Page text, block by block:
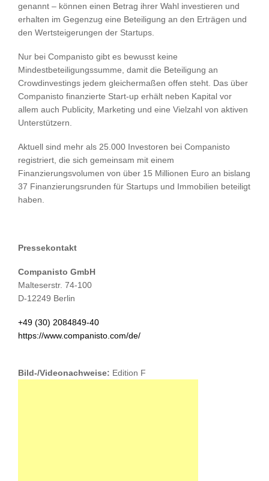
genannt – können einen Betrag ihrer Wahl investieren und
erhalten im Gegenzug eine Beteiligung an den Erträgen und
den Wertsteigerungen der Startups.
Nur bei Companisto gibt es bewusst keine
Mindestbeteiligungssumme, damit die Beteiligung an
Crowdinvestings jedem gleichermaßen offen steht. Das über
Companisto finanzierte Start-up erhält neben Kapital vor
allem auch Publicity, Marketing und eine Vielzahl von aktiven
Unterstützern.
Aktuell sind mehr als 25.000 Investoren bei Companisto
registriert, die sich gemeinsam mit einem
Finanzierungsvolumen von über 15 Millionen Euro an bislang
37 Finanzierungsrunden für Startups und Immobilien beteiligt
haben.
Pressekontakt
Companisto GmbH
Malteserstr. 74-100
D-12249 Berlin
+49 (30) 2084849-40
https://www.companisto.com/de/
Bild-/Videonachweise: Edition F